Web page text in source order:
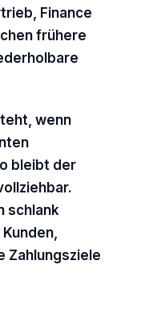
Finance
frühere
wenn
bleibt der
schlank
Zahlungsziele